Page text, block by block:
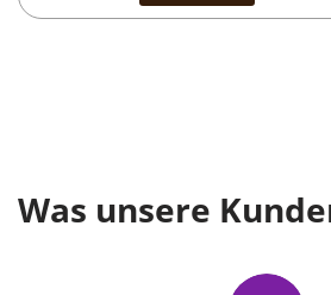
Was unsere